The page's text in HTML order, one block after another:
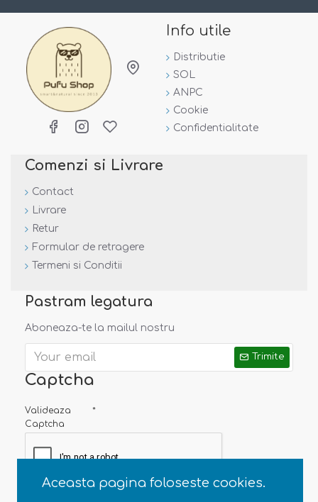
Aceasta pagina foloseste cookies.
Info utile
Distributie
SOL
ANPC
Cookie
Confidentialitate
Comenzi si Livrare
Contact
Livrare
Retur
Formular de retragere
Termeni si Conditii
Pastram legatura
Aboneaza-te la mailul nostru
Trimite
Captcha
Valideaza
Captcha